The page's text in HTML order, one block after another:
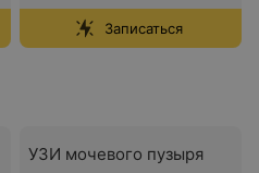
Записаться
УЗИ мочевого пузыря